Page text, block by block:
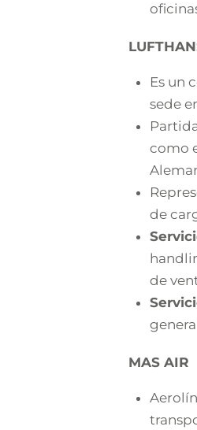
Es un
sede
como
de
de
MAS AIR